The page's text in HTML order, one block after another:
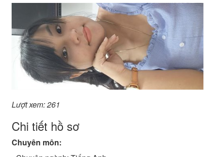
Lượt xem: 261
Chi tiết hồ sơ
Chuyên môn: